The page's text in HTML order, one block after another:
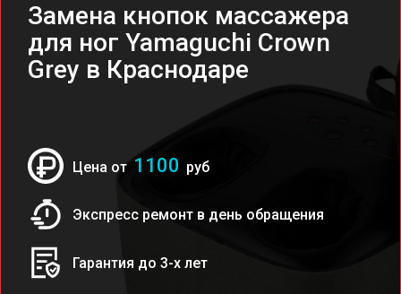
Замена кнопок массажера
для ног Yamaguchi Crown
Grey в Краснодаре
Цена от 1100 руб
Экспресс ремонт в день обращения
Гарантия до 3-х лет